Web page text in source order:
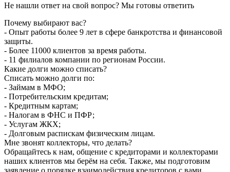
Не нашли ответ на свой вопрос? Мы готовы ответить
Почему выбирают вас?
- Опыт работы более 9 лет в сфере банкротства и финансовой
защиты.
- Более 11000 клиентов за время работы.
- 11 филиалов компании по регионам России.
Какие долги можно списать?
Списать можно долги по:
- Займам в МФО;
- Потребительским кредитам;
- Кредитным картам;
- Налогам в ФНС и ПФР;
- Услугам ЖКХ;
- Долговым распискам физическим лицам.
Мне звонят коллекторы, что делать?
Обращайтесь к нам, общение с кредиторами и коллекторами
наших клиентов мы берём на себя. Также, мы подготовим
заявление о порядке взаимодействия кредиторов с вами.